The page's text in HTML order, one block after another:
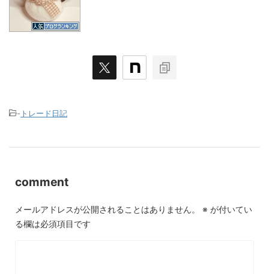
- トレード日記
comment
メールアドレスが公開されることはありません。 ※ が付いてい
る欄は必須項目です